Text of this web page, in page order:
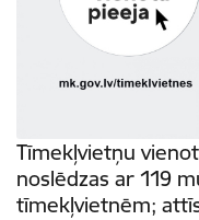
Tīmekļvietņu
noslēdzas ar 119
tīmekļvietnēm;